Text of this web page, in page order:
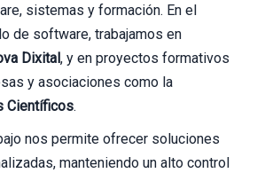
sistemas y formación. En el
de software, trabajamos en
Dixital , y en proyectos formativos
y asociaciones como la
Científicos.
nos permite ofrecer soluciones
manteniendo un alto control